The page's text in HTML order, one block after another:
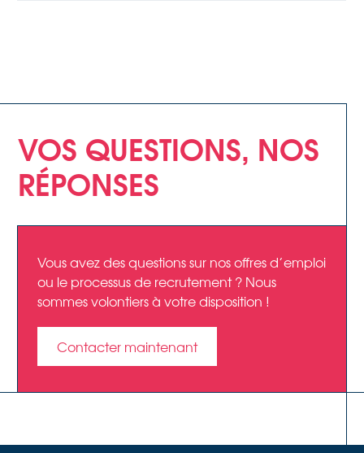
VOS QUESTIONS, NOS
RÉPONSES
Vous avez des questions sur nos offres d’emploi
ou le processus de recrutement ? Nous
sommes volontiers à votre disposition !
Contacter maintenant